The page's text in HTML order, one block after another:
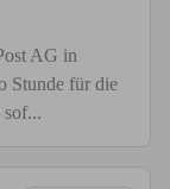
AG in
Stunde für die
sof...